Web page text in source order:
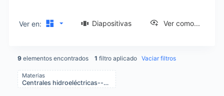
Ver en: Diapositivas Ver como...
9 elementos encontrados 1 filtro aplicado Vaciar filtros
Materias
Centrales hidroeléctricas--Sonora (México : Estado)